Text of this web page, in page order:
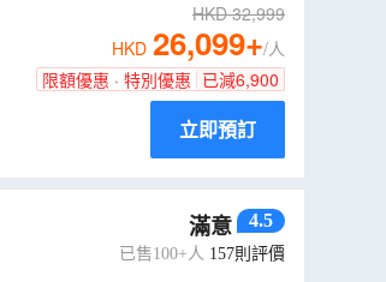
HKD32,999
HKD 26,099+/人
限額優惠 · 特別優惠 已減6,900
立即預訂
滿意 4.5
已售100+人 157則評價